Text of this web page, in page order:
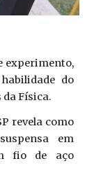
experimento,
do
Física.
revela como
em
fio de aço